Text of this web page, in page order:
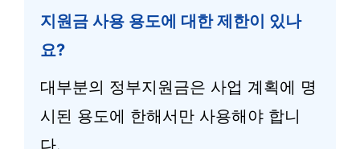
지원금 사용 용도에 대한 제한이 있나
요?
대부분의 정부지원금은 사업 계획에 명
시된 용도에 한해서만 사용해야 합니
다.